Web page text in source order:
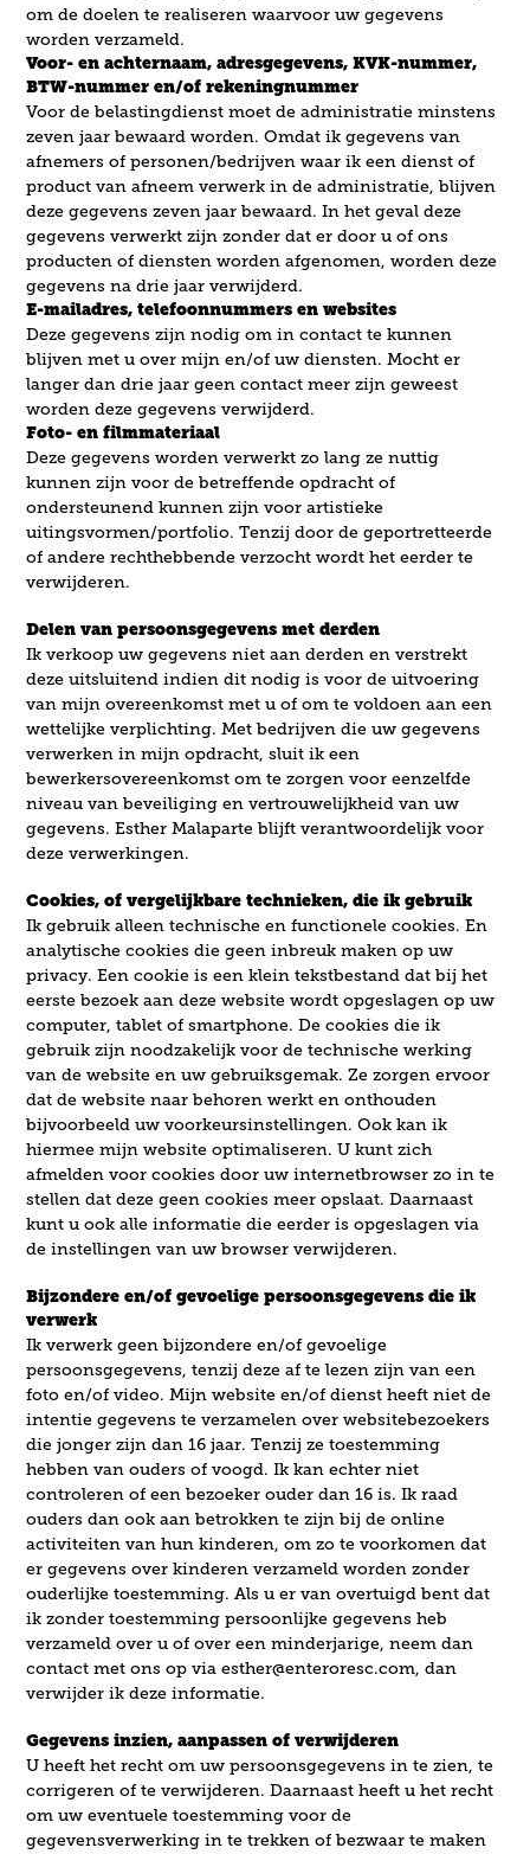
om de doelen te realiseren waarvoor uw gegevens
worden verzameld.
Voor- en achternaam, adresgegevens, KVK-nummer,
BTW-nummer en/of rekeningnummer
Voor de belastingdienst moet de administratie minstens
zeven jaar bewaard worden. Omdat ik gegevens van
afnemers of personen/bedrijven waar ik een dienst of
product van afneem verwerk in de administratie, blijven
deze gegevens zeven jaar bewaard. In het geval deze
gegevens verwerkt zijn zonder dat er door u of ons
producten of diensten worden afgenomen, worden deze
gegevens na drie jaar verwijderd.
E-mailadres, telefoonnummers en websites
Deze gegevens zijn nodig om in contact te kunnen
blijven met u over mijn en/of uw diensten. Mocht er
langer dan drie jaar geen contact meer zijn geweest
worden deze gegevens verwijderd.
Foto- en filmmateriaal
Deze gegevens worden verwerkt zo lang ze nuttig
kunnen zijn voor de betreffende opdracht of
ondersteunend kunnen zijn voor artistieke
uitingsvormen/portfolio. Tenzij door de geportretteerde
of andere rechthebbende verzocht wordt het eerder te
verwijderen.
Delen van persoonsgegevens met derden
Ik verkoop uw gegevens niet aan derden en verstrekt
deze uitsluitend indien dit nodig is voor de uitvoering
van mijn overeenkomst met u of om te voldoen aan een
wettelijke verplichting. Met bedrijven die uw gegevens
verwerken in mijn opdracht, sluit ik een
bewerkersovereenkomst om te zorgen voor eenzelfde
niveau van beveiliging en vertrouwelijkheid van uw
gegevens. Esther Malaparte blijft verantwoordelijk voor
deze verwerkingen.
Cookies, of vergelijkbare technieken, die ik gebruik
Ik gebruik alleen technische en functionele cookies. En
analytische cookies die geen inbreuk maken op uw
privacy. Een cookie is een klein tekstbestand dat bij het
eerste bezoek aan deze website wordt opgeslagen op uw
computer, tablet of smartphone. De cookies die ik
gebruik zijn noodzakelijk voor de technische werking
van de website en uw gebruiksgemak. Ze zorgen ervoor
dat de website naar behoren werkt en onthouden
bijvoorbeeld uw voorkeursinstellingen. Ook kan ik
hiermee mijn website optimaliseren. U kunt zich
afmelden voor cookies door uw internetbrowser zo in te
stellen dat deze geen cookies meer opslaat. Daarnaast
kunt u ook alle informatie die eerder is opgeslagen via
de instellingen van uw browser verwijderen.
Bijzondere en/of gevoelige persoonsgegevens die ik
verwerk
Ik verwerk geen bijzondere en/of gevoelige
persoonsgegevens, tenzij deze af te lezen zijn van een
foto en/of video. Mijn website en/of dienst heeft niet de
intentie gegevens te verzamelen over websitebezoekers
die jonger zijn dan 16 jaar. Tenzij ze toestemming
hebben van ouders of voogd. Ik kan echter niet
controleren of een bezoeker ouder dan 16 is. Ik raad
ouders dan ook aan betrokken te zijn bij de online
activiteiten van hun kinderen, om zo te voorkomen dat
er gegevens over kinderen verzameld worden zonder
ouderlijke toestemming. Als u er van overtuigd bent dat
ik zonder toestemming persoonlijke gegevens heb
verzameld over u of over een minderjarige, neem dan
contact met ons op via esther@enteroresc.com, dan
verwijder ik deze informatie.
Gegevens inzien, aanpassen of verwijderen
U heeft het recht om uw persoonsgegevens in te zien, te
corrigeren of te verwijderen. Daarnaast heeft u het recht
om uw eventuele toestemming voor de
gegevensverwerking in te trekken of bezwaar te maken